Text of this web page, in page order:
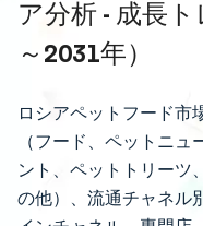
ア分析 - 成長
～2031年）
ロシアペットフード市
（フード、ペットニ
ント、ペットトリーツ
の他）、流通チャネル